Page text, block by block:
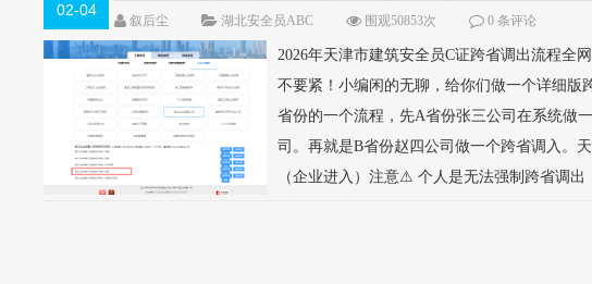
02-04
叙后尘 湖北安全员ABC 围观50853次 0 条评论
2026年天津市建筑安全员C证跨省调出流程全
不要紧！小编闲的无聊，给你们做一个详细版
省份的一个流程，先A省份张三公司在系统做
司。再就是B省份赵四公司做一个跨省调入。
（企业进入）注意⚠ 个人是无法强制跨省调